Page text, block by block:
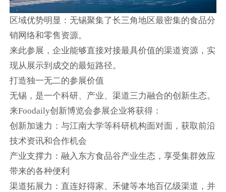
区域优势明显：无锡聚集了长三角地区最密集的食品分
销网络和零售资源。
来此参展，企业能够直接对接最具价值的渠道资源，实
现从展示到成交的最短路径。
打造独一无二的参展价值
无锡，是一个科研、产业、渠道三力融合的创新生态。
来Foodaily创新博览会参展企业将获得：
创新加速力：与江南大学等科研机构面对面，获取前沿
技术资讯和合作机会
产业支撑力：融入东方食品谷产业生态，享受集群效应
带来的各种便利
渠道拓展力：直连好得家、禾健等本地百亿级渠道，并